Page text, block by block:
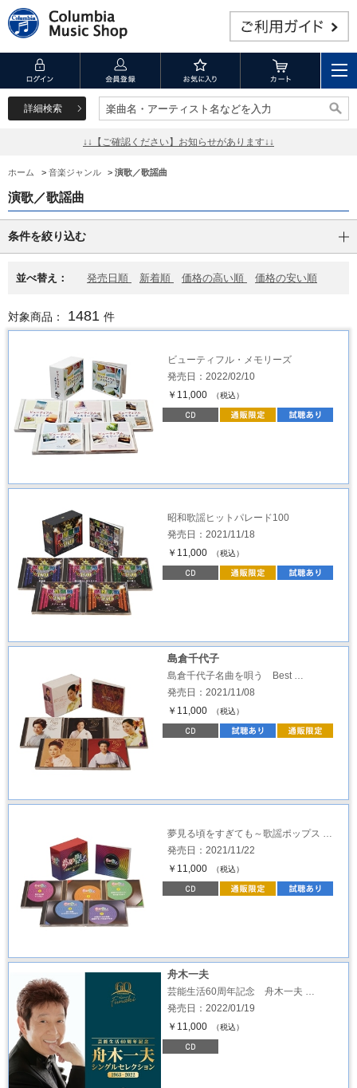
詳細検索 楽曲名・アーティスト名などを入力
楽曲名・アーティスト名などを入力
↓↓【ご確認ください】お知らせがあります↓↓
ホーム > 音楽ジャンル > 演歌／歌謡曲
演歌／歌謡曲
条件を絞り込む
並べ替え： 発売日順 新着順 価格の高い順 価格の安い順
対象商品： 1481 件
ビューティフル・メモリーズ
発売日：2022/02/10
￥11,000
（税込）
昭和歌謡ヒットパレード100
発売日：2021/11/18
￥11,000
（税込）
島倉千代子
島倉千代子名曲を唄う Best …
発売日：2021/11/08
￥11,000
（税込）
夢見る頃をすぎても～歌謡ポップス …
発売日：2021/11/22
￥11,000
（税込）
舟木一夫
芸能生活60周年記念 舟木一夫 …
発売日：2022/01/19
￥11,000
（税込）